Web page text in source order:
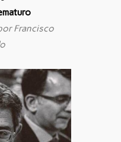
Francisco